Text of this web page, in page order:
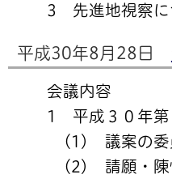
3 先進地視察に
平成30年8月28日
会議内容
1 平成３０年第３
(1) 議案の委員
(2) 請願・陳情